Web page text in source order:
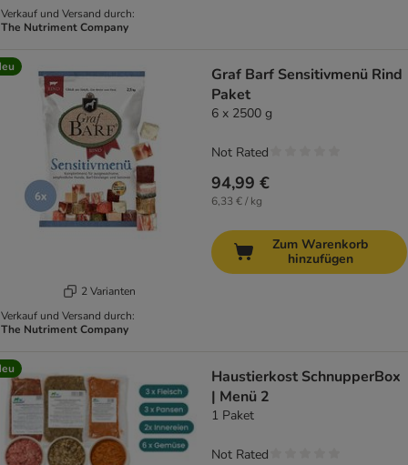
Verkauf und Versand durch:
The Nutriment Company
2 Varianten
Verkauf und Versand durch:
The Nutriment Company
Graf Barf Sensitivmenü Rind
Paket
6 x 2500 g
94,99 €
6,33 € / kg
Not Rated
Zum Warenkorb
hinzufügen
Haustierkost SchnupperBox
| Menü 2
1 Paket
Not Rated